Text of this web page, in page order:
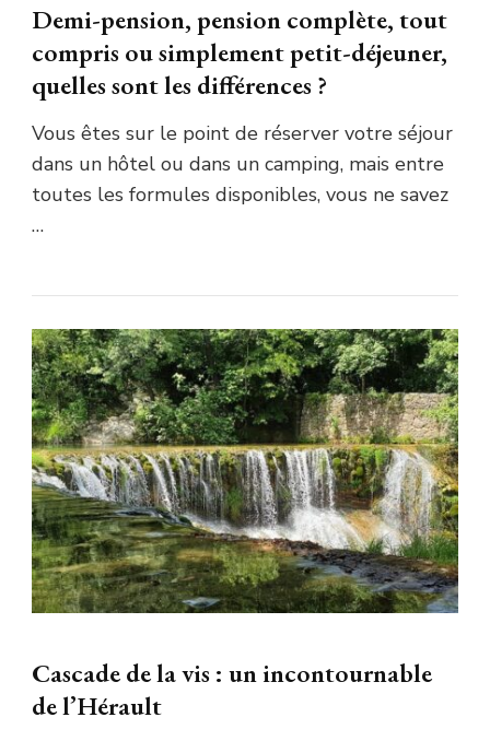
Demi-pension, pension complète, tout
compris ou simplement petit-déjeuner,
quelles sont les différences ?
Vous êtes sur le point de réserver votre séjour
dans un hôtel ou dans un camping, mais entre
toutes les formules disponibles, vous ne savez
…
Cascade de la vis : un incontournable
de l’Hérault